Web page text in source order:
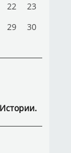
22
23
29
30